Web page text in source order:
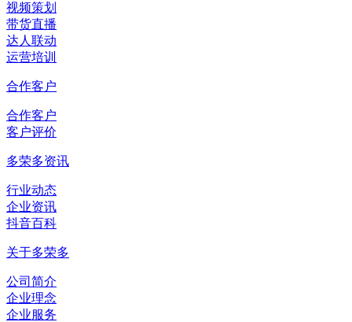
视频策划
带货直播
达人联动
运营培训
合作客户
合作客户
客户评价
多荣多资讯
行业动态
企业资讯
抖音百科
关于多荣多
公司简介
企业理念
企业服务